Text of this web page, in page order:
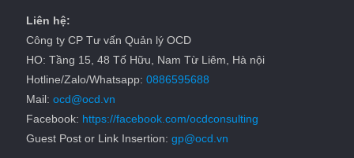
Liên hệ:
Công ty CP Tư vấn Quản lý OCD
HO: Tầng 15, 48 Tố Hữu, Nam Từ Liêm, Hà nội
Hotline/Zalo/Whatsapp: 0886595688
Mail: ocd@ocd.vn
Facebook: https://facebook.com/ocdconsulting
Guest Post or Link Insertion: gp@ocd.vn